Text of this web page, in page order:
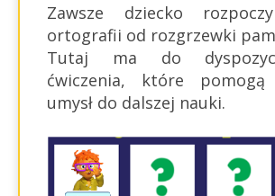
Zawsze dziecko
ortografii od rozgrzewki
Tutaj ma do
ćwiczenia, które pomogą
umysł do dalszej nauki.